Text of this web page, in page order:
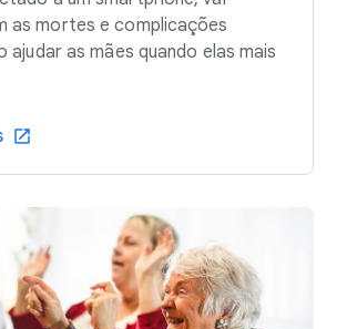
as mortes e complicações
ajudar as mães quando elas mais